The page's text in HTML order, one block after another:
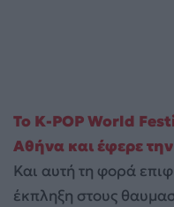
Το K-POP World
Αθήνα και έφερε
Και αυτή τη φορά
έκπληξη στους